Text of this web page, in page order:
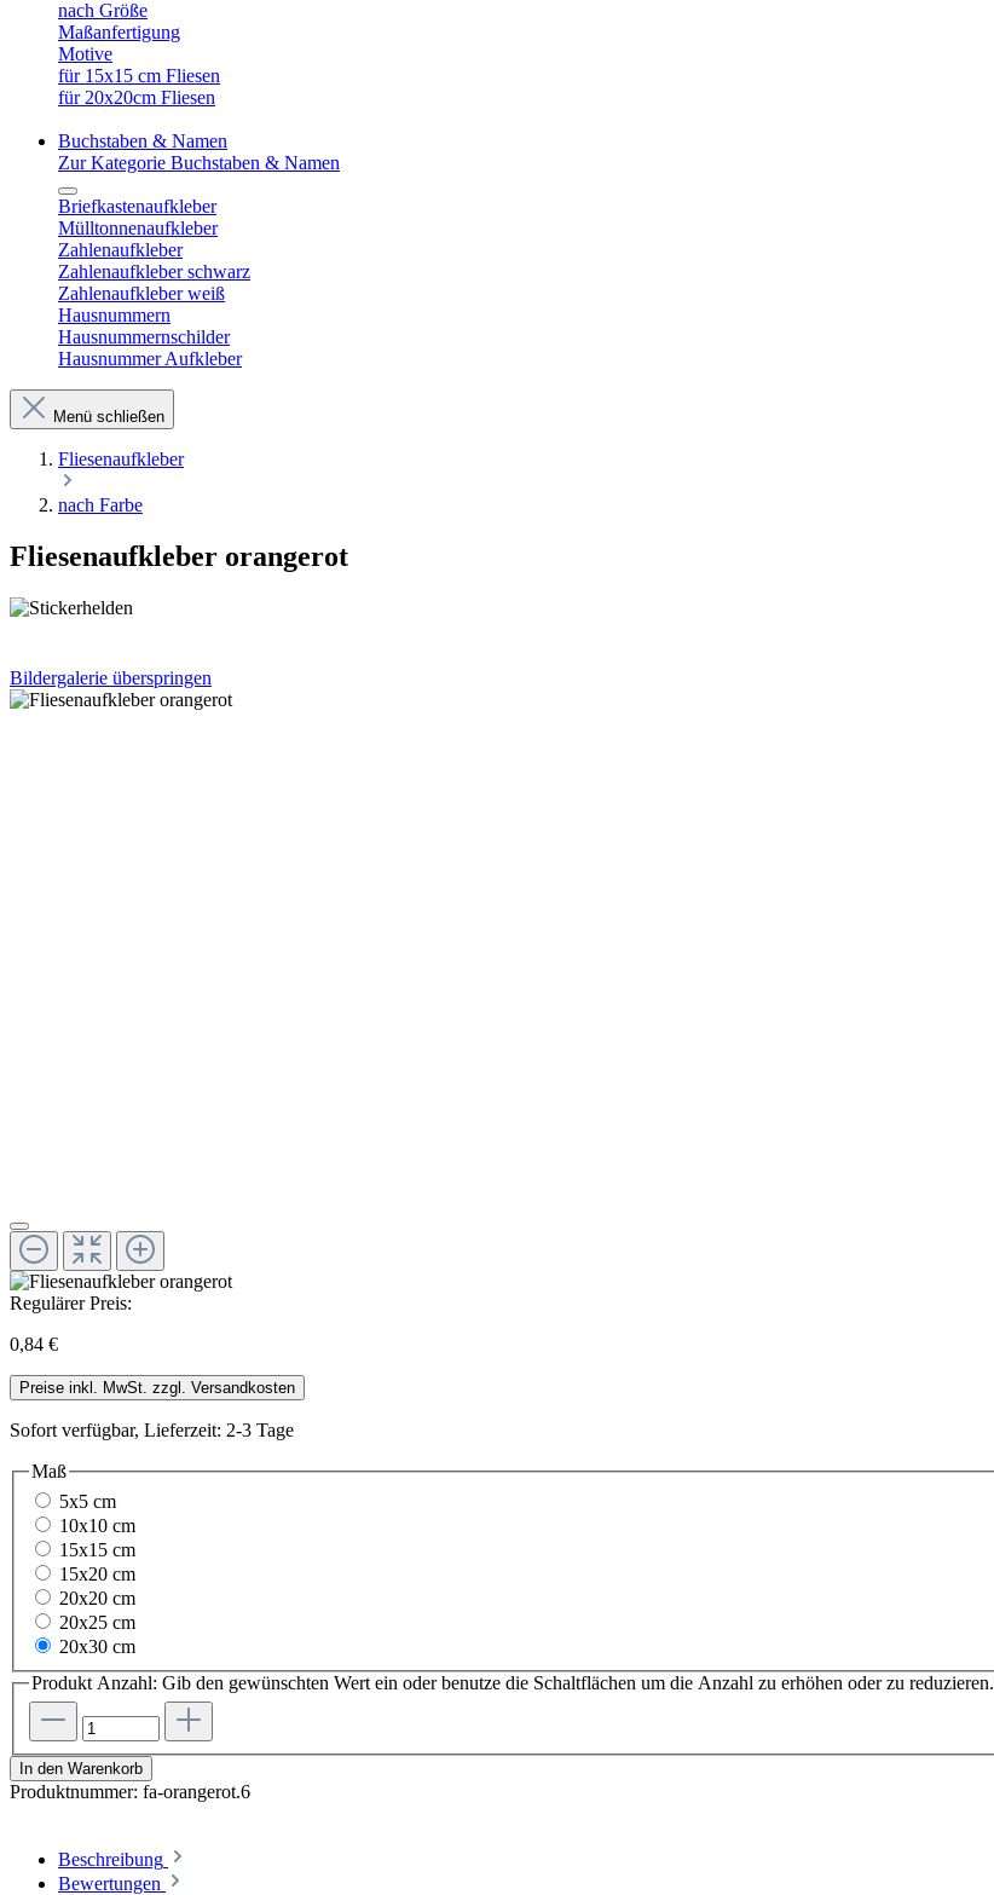
nach Größe
Maßanfertigung
Motive
für 15x15 cm Fliesen
für 20x20cm Fliesen
Buchstaben & Namen
Zur Kategorie Buchstaben & Namen
Briefkastenaufkleber
Mülltonnenaufkleber
Zahlenaufkleber
Zahlenaufkleber schwarz
Zahlenaufkleber weiß
Hausnummern
Hausnummernschilder
Hausnummer Aufkleber
Menü schließen
Fliesenaufkleber
nach Farbe
Fliesenaufkleber orangerot
Bildergalerie überspringen
Regulärer Preis:
0,84 €
Preise inkl. MwSt. zzgl. Versandkosten
Sofort verfügbar, Lieferzeit: 2-3 Tage
Maß
5x5 cm
10x10 cm
15x15 cm
15x20 cm
20x20 cm
20x25 cm
20x30 cm
Produkt Anzahl: Gib den gewünschten Wert ein oder benutze die Schaltflächen um die Anzahl zu erhöhen oder zu reduzieren.
In den Warenkorb
Produktnummer: fa-orangerot.6
Beschreibung
Bewertungen